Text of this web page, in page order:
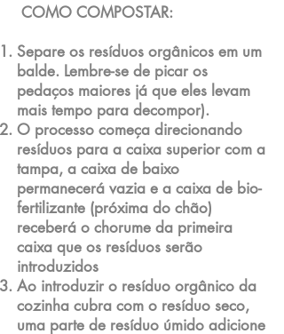
COMO COMPOSTAR:
Separe os resíduos orgânicos em um
balde. Lembre-se de picar os
pedaços maiores já que eles levam
mais tempo para decompor).
O processo começa direcionando
resíduos para a caixa superior com a
tampa, a caixa de baixo
permanecerá vazia e a caixa de bio-
fertilizante (próxima do chão)
receberá o chorume da primeira
caixa que os resíduos serão
introduzidos
Ao introduzir o resíduo orgânico da
cozinha cubra com o resíduo seco,
uma parte de resíduo úmido adicione